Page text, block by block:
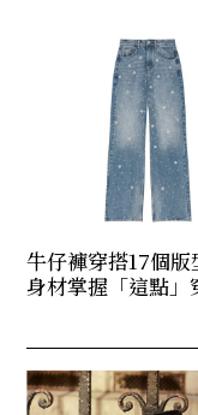
牛仔褲穿搭17個
身材掌握「這點」